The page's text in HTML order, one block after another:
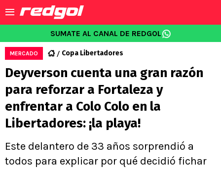
SUMATE AL CANAL DE REDGOL
MERCADO Copa Libertadores
Deyverson cuenta una gran razón
para reforzar a Fortaleza y
enfrentar a Colo Colo en la
Libertadores: ¡la playa!
Este delantero de 33 años sorprendió a
todos para explicar por qué decidió fichar